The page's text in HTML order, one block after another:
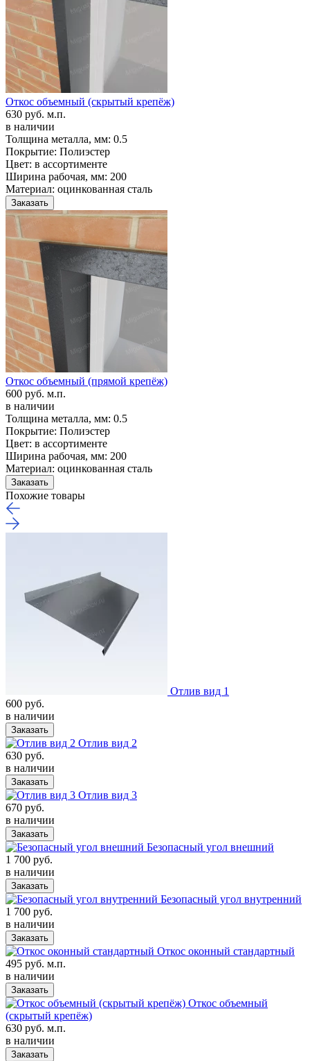
Откос объемный (скрытый крепёж)
630 руб. м.п.
в наличии
Толщина металла, мм: 0.5
Покрытие: Полиэстер
Цвет: в ассортименте
Ширина рабочая, мм: 200
Материал: оцинкованная сталь
Заказать
Откос объемный (прямой крепёж)
600 руб. м.п.
в наличии
Толщина металла, мм: 0.5
Покрытие: Полиэстер
Цвет: в ассортименте
Ширина рабочая, мм: 200
Материал: оцинкованная сталь
Заказать
Похожие товары
Отлив вид 1
600 руб.
в наличии
Заказать
Отлив вид 2
630 руб.
в наличии
Заказать
Отлив вид 3
670 руб.
в наличии
Заказать
Безопасный угол внешний
1 700 руб.
в наличии
Заказать
Безопасный угол внутренний
1 700 руб.
в наличии
Заказать
Откос оконный стандартный
495 руб. м.п.
в наличии
Заказать
Откос объемный
(скрытый крепёж)
630 руб. м.п.
в наличии
Заказать